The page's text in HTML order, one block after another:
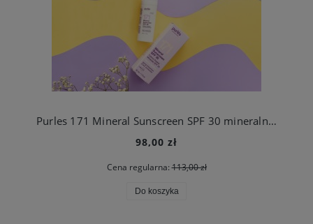
Purles 171 Mineral Sunscreen SPF 30 mineralny filtr przeciwsłoneczny SPF 30
98,00 zł
Cena regularna:113,00 zł
Do koszyka